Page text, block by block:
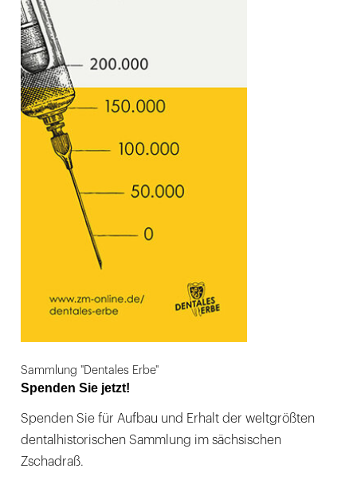
Sammlung "Dentales Erbe"
Spenden Sie jetzt!
Spenden Sie für Aufbau und Erhalt der weltgrößten
dentalhistorischen Sammlung im sächsischen
Zschadraß.